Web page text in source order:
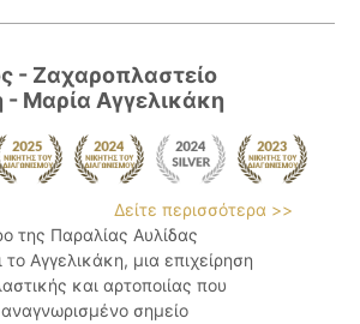
- Ζαχαροπλαστείο
Μαρία Αγγελικάκη
Δείτε περισσότερα >>
της Παραλίας Αυλίδας
το Αγγελικάκη, μια επιχείρηση
και αρτοποιίας που
σημείο